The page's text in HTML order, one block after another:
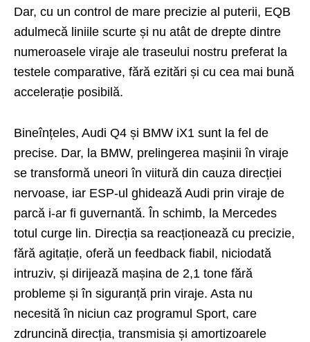
Dar, cu un control de mare precizie al puterii, EQB
adulmecă liniile scurte și nu atât de drepte dintre
numeroasele viraje ale traseului nostru preferat la
testele comparative, fără ezitări și cu cea mai bună
accelerație posibilă.
Bineînțeles, Audi Q4 și BMW iX1 sunt la fel de
precise. Dar, la BMW, prelingerea mașinii în viraje
se transformă uneori în viitură din cauza direcției
nervoase, iar ESP-ul ghidează Audi prin viraje de
parcă i-ar fi guvernantă. În schimb, la Mercedes
totul curge lin. Direcția sa reacționează cu precizie,
fără agitație, oferă un feedback fiabil, niciodată
intruziv, și dirijează mașina de 2,1 tone fără
probleme și în siguranță prin viraje. Asta nu
necesită în niciun caz programul Sport, care
zdruncină direcția, transmisia și amortizoarele